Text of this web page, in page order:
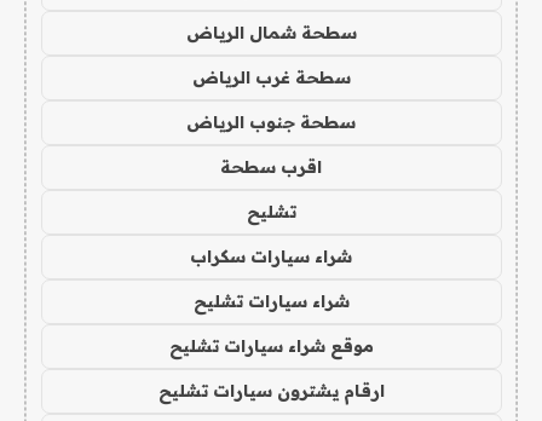
سطحة شمال الرياض
سطحة غرب الرياض
سطحة جنوب الرياض
اقرب سطحة
تشليح
شراء سيارات سكراب
شراء سيارات تشليح
موقع شراء سيارات تشليح
ارقام يشترون سيارات تشليح